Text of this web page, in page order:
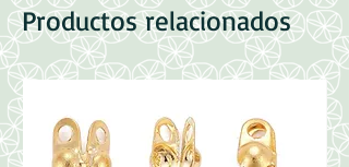
Productos relacionados